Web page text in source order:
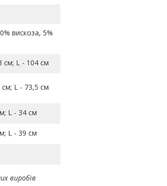
вискоза, 5%
см; L - 104 см
L - 73,5 см
L - 34 см
L - 39 см
виробів